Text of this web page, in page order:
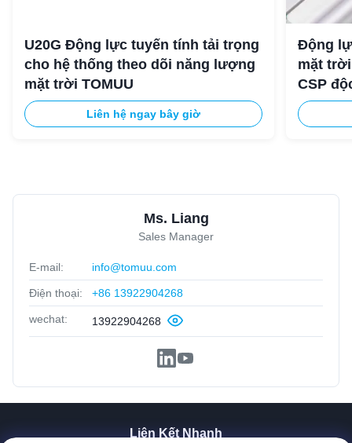
U20G Động lực tuyến tính tải trọng
cho hệ thống theo dõi năng lượng
mặt trời TOMUU
Liên hệ ngay bây giờ
Động
mặt
CSP
Ms. Liang
Sales Manager
E-mail: info@tomuu.com
Điện thoại: +86 13922904268
wechat: 13922904268
Liên Kết Nhanh